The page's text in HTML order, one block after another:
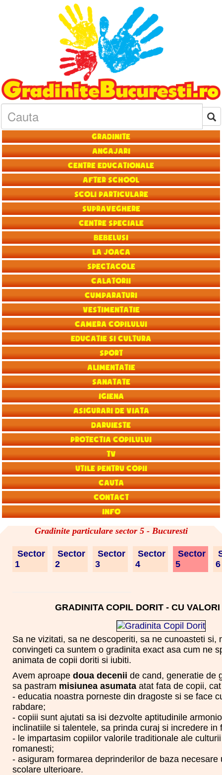
Gradinite
Angajari
Centre educationale
After School
Scoli particulare
Supraveghere
Centre speciale
Bebelusi
La joaca
Spectacole
Calatorii
Cumparaturi
Vestimentatie
Camera copilului
Educatie si Cultura
Sport
Alimentatie
Sanatate
Igiena
Asigurari de viata
Daruieste
Protectia copilului
TV
Utile pentru copii
Cauta
Contact
Info
Gradinite particulare sector 5 - Bucuresti
Sector
1
Sector
2
Sector
3
Sector
4
Sector
5
GRADINITA COPIL DORIT - CU
Sa ne vizitati, sa ne descoperiti, sa ne cunoasteti si,
convingeti ca suntem o gradinita exact asa cum ne
animata de copii doriti si iubiti.
Avem aproape doua decenii de cand, generatie de
sa pastram misiunea asumata atat fata de copii,
- educatia noastra porneste din dragoste si se face
rabdare;
- copiii sunt ajutati sa isi dezvolte aptitudinile
inclinatiile si talentele, sa prinda curaj si incredere in
- le impartasim copiilor valorile traditionale ale
romanesti;
- asiguram formarea deprinderilor de baza necesare
scolare ulterioare.